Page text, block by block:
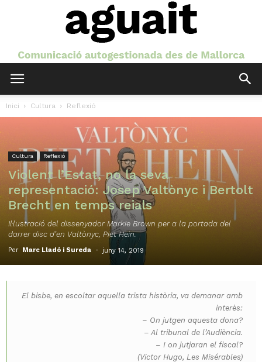
Inici Cultura Reflexió
Cultura Reflexió
Violent l’Estat, no la seva
representació: Josep Valtònyc i Bertolt
Brecht en temps reials
Il·lustració del dissenyador Markie Brown per a la portada del
darrer disc d’en Valtònyc, Piet Hein.
Per Marc Lladó i Sureda - juny 14, 2019
El bisbe, en escoltar aquella trista història, va demanar amb
interès:
– On jutgen aquesta dona?
– Al tribunal de l’Audiència.
– I on jutjaran el fiscal?
(Victor Hugo, Les Misérables)